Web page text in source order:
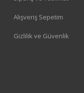
Alışveriş Sepetim
Gizlilik ve Güvenlik